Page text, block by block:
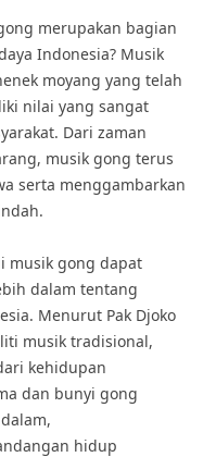
merupakan bagian
Indonesia? Musik
moyang yang telah
nilai yang sangat
Dari zaman
musik gong terus
serta menggambarkan
musik gong dapat
dalam tentang
Menurut Pak Djoko
musik tradisional,
kehidupan
dan bunyi gong
hidup